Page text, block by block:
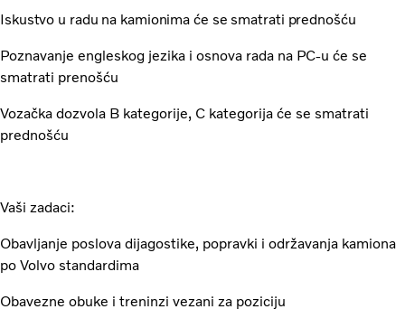
Iskustvo u radu na kamionima će se smatrati prednošću
Poznavanje engleskog jezika i osnova rada na PC-u će se
smatrati prenošću
Vozačka dozvola B kategorije, C kategorija će se smatrati
prednošću
Vaši zadaci:
Obavljanje poslova dijagostike, popravki i održavanja kamiona
po Volvo standardima
Obavezne obuke i treninzi vezani za poziciju